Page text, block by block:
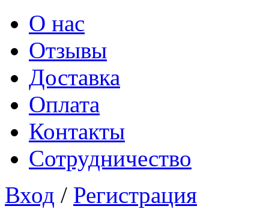
О нас
Отзывы
Доставка
Оплата
Контакты
Сотрудничество
Вход / Регистрация